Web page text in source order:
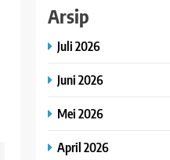
Arsip
Juli 2026
Juni 2026
Mei 2026
April 2026